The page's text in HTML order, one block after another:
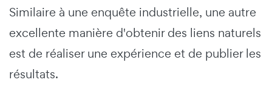
Similaire à une enquête industrielle, une autre
excellente manière d'obtenir des liens naturels
est de réaliser une expérience et de publier les
résultats.